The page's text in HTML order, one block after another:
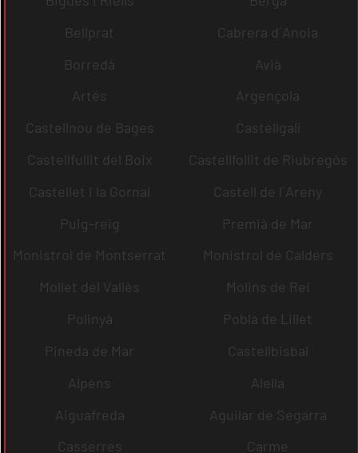
Bellprat
Cabrera d´Anoia
Borredà
Avià
Artés
Argençola
Castellnou de Bages
Castellgalí
Castellfullit del Boix
Castellfollit de Riubregós
Castellet i la Gornal
Castell de l´Areny
Puig-reig
Premià de Mar
Monistrol de Montserrat
Monistrol de Calders
Mollet del Vallès
Molins de Rei
Polinyà
Pobla de Lillet
Pineda de Mar
Castellbisbal
Alpens
Alella
Aiguafreda
Aguilar de Segarra
Casserres
Carme